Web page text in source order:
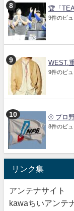
🏆「
9件のビュ
WEST.
9件のビュ
⚾ プロ
8件のビュ
リンク集
アンテナサイト
kawaちいアンテ